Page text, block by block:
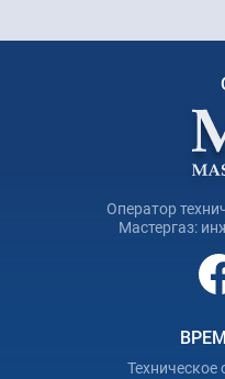
Оператор
Мастергаз: